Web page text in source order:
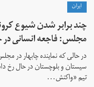
ايران
چند برابر شدن شیوع
مجلس: فاجعه انسانی
در حالی که نماینده چابهار در
سیستان و بلوچستان در حال رخ
تیم «واکنش...